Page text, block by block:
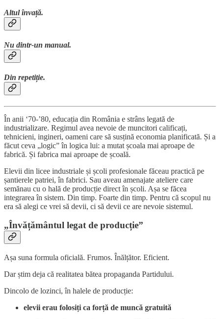
Altul învață.
Nu dintr-un manual.
Din repetiție.
În anii ‘70-’80, educația din România e strâns legată de
industrializare. Regimul avea nevoie de muncitori calificați,
tehnicieni, ingineri, oameni care să susțină economia planificată. Și a
făcut ceva „logic” în logica lui: a mutat școala mai aproape de
fabrică. Și fabrica mai aproape de școală.
Elevii din licee industriale și școli profesionale făceau practică pe
șantierele patriei, în fabrici. Sau aveau amenajate ateliere care
semănau cu o hală de producție direct în școli. Așa se făcea
integrarea în sistem. Din timp. Foarte din timp. Pentru că scopul nu
era să alegi ce vrei să devii, ci să devii ce are nevoie sistemul.
„Învățământul legat de producție”
Așa suna formula oficială. Frumos. Înălțător. Eficient.
Dar știm deja că realitatea bătea propaganda Partidului.
Dincolo de lozinci, în halele de producție:
elevii erau folosiți ca forță de muncă gratuită